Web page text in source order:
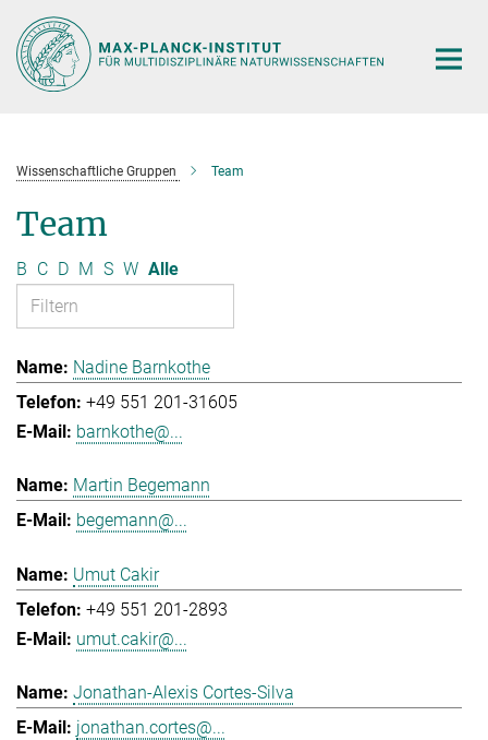
Hauptinhalt
Wissenschaftliche Gruppen Team
Team
B C D M S W Alle
Nadine Barnkothe
+49 551 201-31605
barnkothe@...
Martin Begemann
begemann@...
Umut Cakir
+49 551 201-2893
umut.cakir@...
Jonathan-Alexis Cortes-Silva
jonathan.cortes@...